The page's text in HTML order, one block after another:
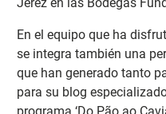
En el equipo que ha
se integra también una
que han generado tanto
para su blog